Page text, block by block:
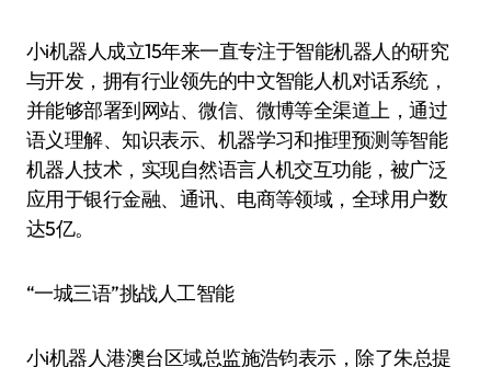
小i机器人成立15年来一直专注于智能机器人的研究
与开发，拥有行业领先的中文智能人机对话系统，
并能够部署到网站、微信、微博等全渠道上，通过
语义理解、知识表示、机器学习和推理预测等智能
机器人技术，实现自然语言人机交互功能，被广泛
应用于银行金融、通讯、电商等领域，全球用户数
达5亿。
“一城三语”挑战人工智能
小i机器人港澳台区域总监施浩钧表示，除了朱总提